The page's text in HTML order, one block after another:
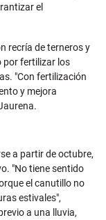
el
recría de terneros y
por fertilizar los
"Con fertilización
y mejora
a partir de octubre,
"No tiene sentido
el canutillo no
estivales",
a una lluvia,